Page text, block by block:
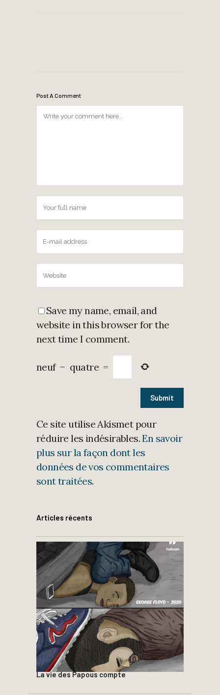
Post A Comment
Save my name, email, and
website in this browser for the
next time I comment.
neuf − quatre =
Ce site utilise Akismet pour
réduire les indésirables.En savoir
plus sur la façon dont les
données de vos commentaires
sont traitées.
Articles récents
La vie des Papous compte